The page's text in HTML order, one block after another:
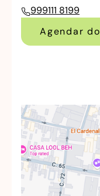
999111 8199
Agendar